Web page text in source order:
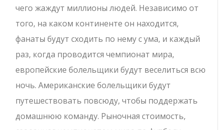
чего жаждут миллионы людей. Независимо от
того, на каком континенте он находится,
фанаты будут сходить по нему с ума, и каждый
раз, когда проводится чемпионат мира,
европейские болельщики будут веселиться всю
ночь. Американские болельщики будут
путешествовать повсюду, чтобы поддержать
домашнюю команду. Рыночная стоимость,